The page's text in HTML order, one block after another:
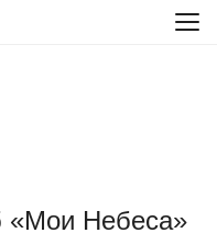
«Мои Небеса»